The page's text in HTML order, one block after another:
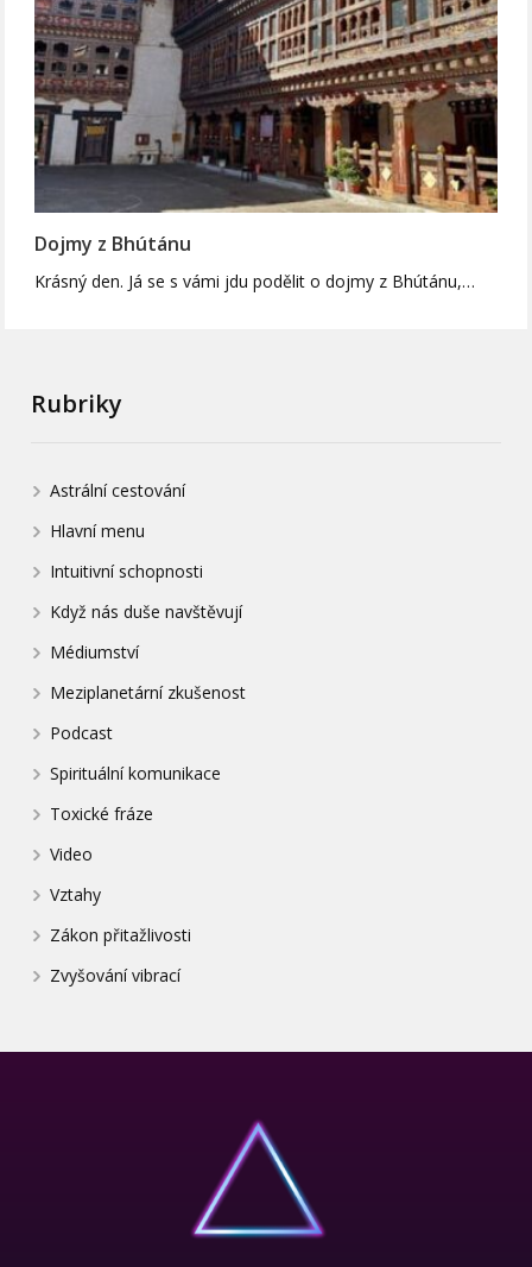
Dojmy z Bhútánu
Krásný den. Já se s vámi jdu podělit o dojmy z Bhútánu,…
Rubriky
Astrální cestování
Hlavní menu
Intuitivní schopnosti
Když nás duše navštěvují
Médiumství
Meziplanetární zkušenost
Podcast
Spirituální komunikace
Toxické fráze
Video
Vztahy
Zákon přitažlivosti
Zvyšování vibrací